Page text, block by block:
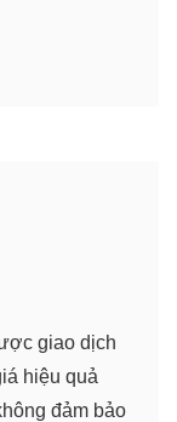
giao dịch
hiệu quả
đảm bảo